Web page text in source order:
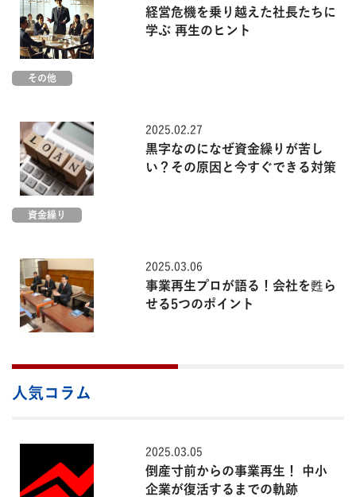
経営危機を乗り越えた社長たちに
学ぶ 再生のヒント
その他
2025.02.27
黒字なのになぜ資金繰りが苦し
い？その原因と今すぐできる対策
資金繰り
2025.03.06
事業再生プロが語る！会社を甦ら
せる5つのポイント
人気コラム
2025.03.05
倒産寸前からの事業再生！ 中小
企業が復活するまでの軌跡